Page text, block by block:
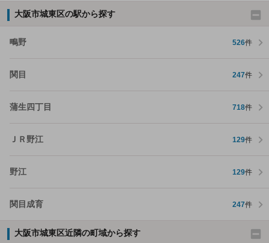
大阪市城東区の駅から探す
鴫野 526件
関目 247件
蒲生四丁目 718件
ＪＲ野江 129件
野江 129件
関目成育 247件
大阪市城東区近隣の町域から探す